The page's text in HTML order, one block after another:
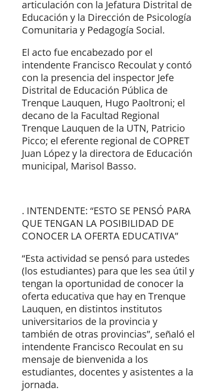
articulación con la Jefatura Distrital de
Educación y la Dirección de Psicología
Comunitaria y Pedagogía Social.
El acto fue encabezado por el
intendente Francisco Recoulat y contó
con la presencia del inspector Jefe
Distrital de Educación Pública de
Trenque Lauquen, Hugo Paoltroni; el
decano de la Facultad Regional
Trenque Lauquen de la UTN, Patricio
Picco; el eferente regional de COPRET
Juan López y la directora de Educación
municipal, Marisol Basso.
. INTENDENTE: “ESTO SE PENSÓ PARA
QUE TENGAN LA POSIBILIDAD DE
CONOCER LA OFERTA EDUCATIVA”
“Esta actividad se pensó para ustedes
(los estudiantes) para que les sea útil y
tengan la oportunidad de conocer la
oferta educativa que hay en Trenque
Lauquen, en distintos institutos
universitarios de la provincia y
también de otras provincias”, señaló el
intendente Francisco Recoulat en su
mensaje de bienvenida a los
estudiantes, docentes y asistentes a la
jornada.